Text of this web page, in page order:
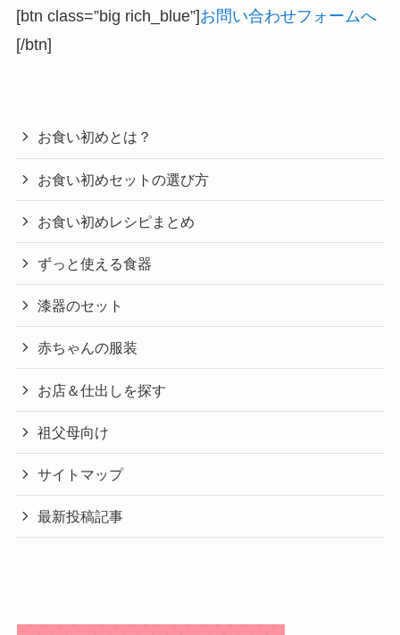
[btn class=”big rich_blue”]お問い合わせフォームへ
[/btn]
お食い初めとは？
お食い初めセットの選び方
お食い初めレシピまとめ
ずっと使える食器
漆器のセット
赤ちゃんの服装
お店＆仕出しを探す
祖父母向け
サイトマップ
最新投稿記事